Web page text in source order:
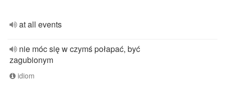
at all events
nie móc się w czymś połapać, być
zagubionym
idiom